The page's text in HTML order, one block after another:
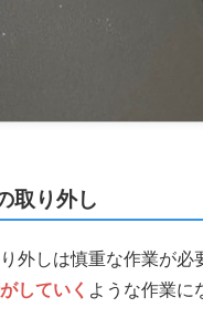
取り外し
外しは慎重な作業が
していく ような作業に